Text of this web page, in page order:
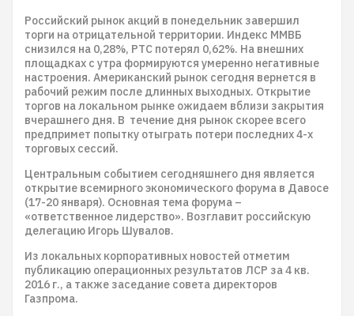
Российский рынок акций в понедельник завершил
торги на отрицательной территории. Индекс ММВБ
снизился на 0,28%, РТС потерял 0,62%. На внешних
площадках с утра формируются умеренно негативные
настроения. Американский рынок сегодня вернется в
рабочий режим после длинных выходных. Открытие
торгов на локальном рынке ожидаем вблизи закрытия
вчерашнего дня. В течение дня рынок скорее всего
предпримет попытку отыграть потери последних 4-х
торговых сессий.
Центральным событием сегодняшнего дня является
открытие всемирного экономического форума в Давосе
(17-20 января). Основная тема форума –
«ответственное лидерство». Возглавит российскую
делегацию Игорь Шувалов.
Из локальных корпоративных новостей отметим
публикацию операционных результатов ЛСР за 4 кв.
2016 г., а также заседание совета директоров
Газпрома.